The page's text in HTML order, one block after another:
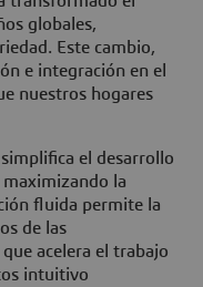
globales,
Este cambio,
e integración en el
nuestros hogares
el desarrollo
la
fluida permite la
de las
acelera el trabajo
intuitivo